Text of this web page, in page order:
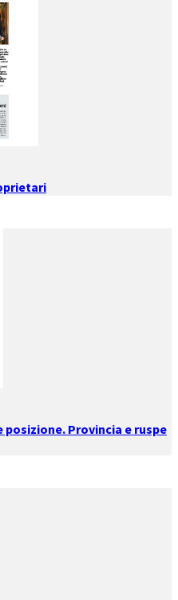
Provincia e ruspe